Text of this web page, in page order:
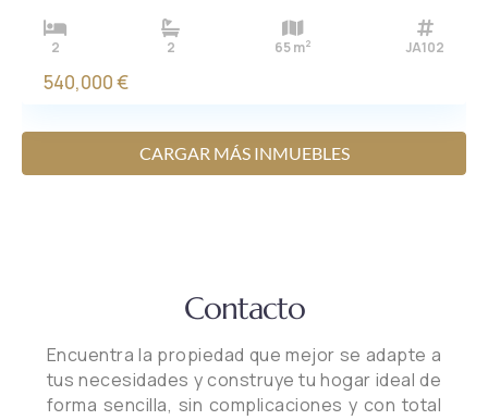
2 2 65 m2 JA102
540,000 €
CARGAR MÁS INMUEBLES
Contacto
Encuentra la propiedad que mejor se adapte a
tus necesidades y construye tu hogar ideal de
forma sencilla, sin complicaciones y con total